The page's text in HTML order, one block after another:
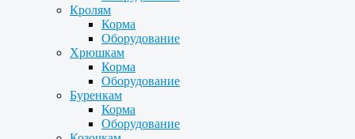
Кролям
Корма
Оборудование
Хрюшкам
Корма
Оборудование
Буренкам
Корма
Оборудование